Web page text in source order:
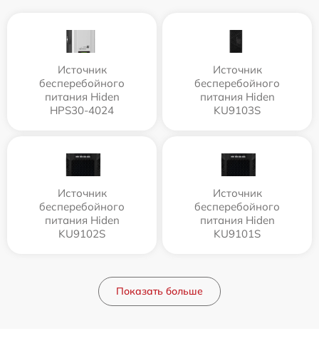
Источник
бесперебойного
питания Hiden
HPS30-4024
Источник
бесперебойного
питания Hiden
KU9103S
Источник
бесперебойного
питания Hiden
KU9102S
Источник
бесперебойного
питания Hiden
KU9101S
Показать больше